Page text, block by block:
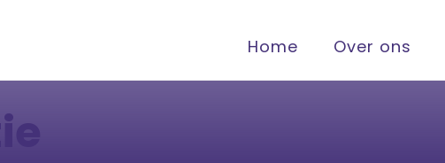
Home Over ons